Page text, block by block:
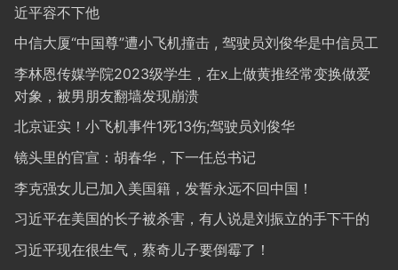
近平容不下他
中信大厦“中国尊”遭小飞机撞击 , 驾驶员刘俊华是中信员工
李林恩传媒学院2023级学生，在x上做黄推经常变换做爱
对象，被男朋友翻墙发现崩溃
北京证实！小飞机事件1死13伤;驾驶员刘俊华
镜头里的官宣：胡春华，下一任总书记
李克强女儿已加入美国籍，发誓永远不回中国！
习近平在美国的长子被杀害，有人说是刘振立的手下干的
习近平现在很生气，蔡奇儿子要倒霉了！